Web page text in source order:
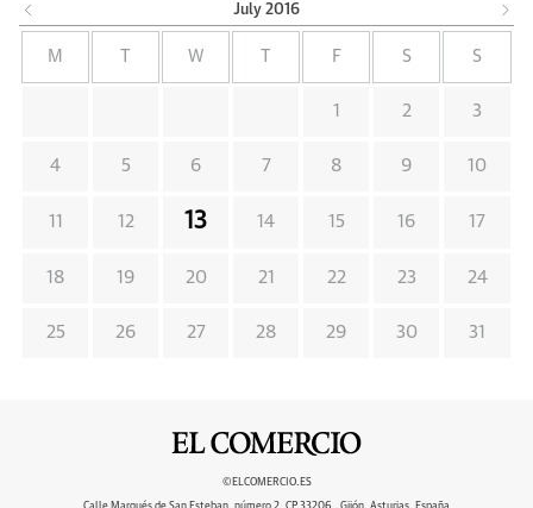
July 2016
M W F S S
1 2 3
4 5 6 7 8 9 10
11 12 13 14 15 16 17
18 19 20 21 22 23 24
25 26 27 28 29 30 31
©ELCOMERCIO.ES